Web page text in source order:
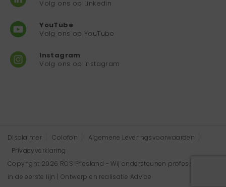
Volg ons op Linkedin
YouTube
Volg ons op YouTube
Instagram
Volg ons op Instagram
Disclaimer Colofon
Algemene Leveringsvoorwaarden
Privacyverklaring
Copyright 2026 ROS Friesland - Wij ondersteunen professionals
in de eerste lijn | Ontwerp en realisatie Advice